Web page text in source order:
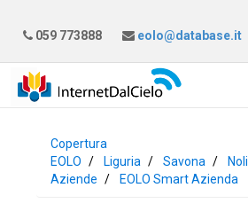
059 773888 eolo@database.it
Copertura
EOLO
Liguria Savona Noli
Aziende
EOLO Smart Azienda